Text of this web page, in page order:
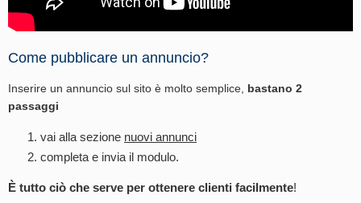
Come pubblicare un annuncio?
Inserire un annuncio sul sito è molto semplice, bastano 2
passaggi
vai alla sezione nuovi annunci
completa e invia il modulo.
È tutto ciò che serve per ottenere clienti facilmente!